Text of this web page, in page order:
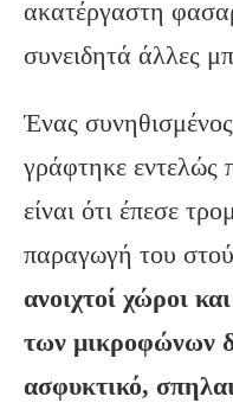
ακατέργαστη
συνειδητά άλλες
Ένας
γράφτηκε εντελώς
είναι ότι έπεσε
παραγωγή του
ανοιχτοί χώροι
των μικροφώνων
ασφυκτικό,